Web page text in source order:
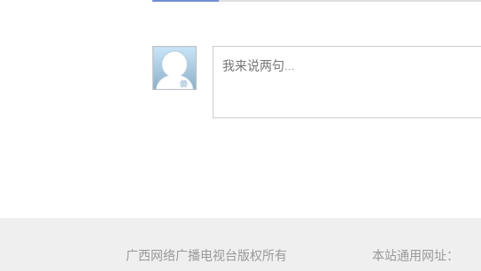
广西网络广播电视台版权所有 本站通用网址：